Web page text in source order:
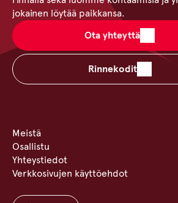
jokainen löytää paikkansa.
Ota yhteyttä
Rinnekodit
Meistä
Osallistu
Yhteystiedot
Verkkosivujen käyttöehdot